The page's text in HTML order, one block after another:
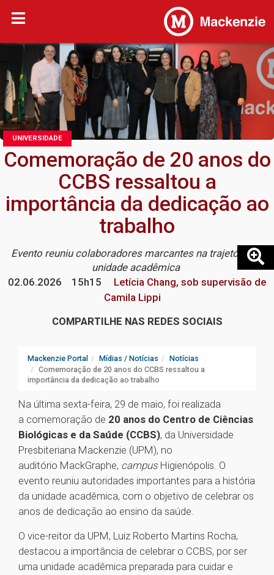
UNIVERSIDADE
Comemoração de 20 anos do
CCBS ressaltou a
importância da dedicação ao
trabalho
Evento reuniu colaboradores marcantes na trajetória da
unidade acadêmica
02.06.2026
15h15
Letícia Chang, sob supervisão de
Camila Lippi
COMPARTILHE NAS REDES SOCIAIS
Mackenzie Portal Mídias / Notícias
Notícias
Comemoração de 20 anos do CCBS ressaltou a
importância da dedicação ao trabalho
Na última sexta-feira, 29 de maio, foi realizada
a comemoração de 20 anos do Centro de Ciências
Biológicas e da Saúde (CCBS), da Universidade
Presbiteriana Mackenzie (UPM), no
auditório MackGraphe, campus Higienópolis. O
evento reuniu autoridades importantes para a história
da unidade acadêmica, com o objetivo de celebrar os
anos de dedicação ao ensino da saúde.
O vice-reitor da UPM, Luiz Roberto Martins Rocha,
destacou a importância de celebrar o CCBS, por ser
uma unidade acadêmica preparada para cuidar e